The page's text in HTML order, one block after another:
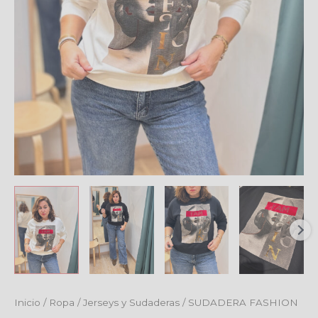
Inicio / Ropa /Jerseys y Sudaderas / SUDADERA FASHION